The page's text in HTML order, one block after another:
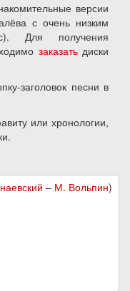
версии
с очень низким
Для получения
заказатьдиски
заголовок песни в
или хронологии,
– М. Вольпин)